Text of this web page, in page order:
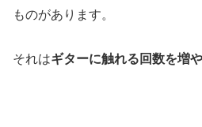
ものがあります。
それはギターに触れる回数を増